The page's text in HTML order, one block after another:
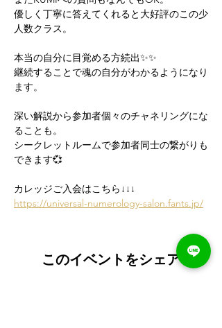
優しく丁寧に答えてくれると大好評のこの少
人数クラス。
本当の自分に目覚める方続出✨✨
継続することで魂の自分がわかるようになり
ます。
深い解説から参加者個々のチャネリングにな
ることも。
シークレットルームで参加者同士の繋がりも
できます💞
カレッジご入会はこちら↓↓↓
https://universal-numerology-salon.fants.jp/
このイベントをシェア